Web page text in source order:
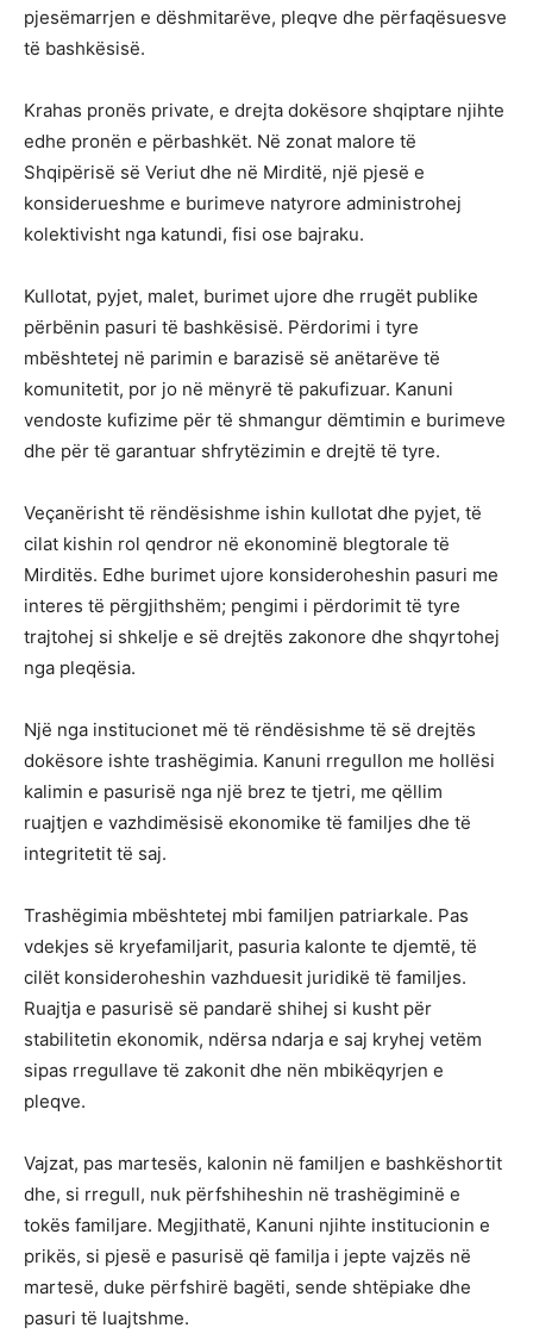
pjesëmarrjen e dëshmitarëve, pleqve dhe përfaqësuesve
të bashkësisë.
Krahas pronës private, e drejta dokësore shqiptare njihte
edhe pronën e përbashkët. Në zonat malore të
Shqipërisë së Veriut dhe në Mirditë, një pjesë e
konsiderueshme e burimeve natyrore administrohej
kolektivisht nga katundi, fisi ose bajraku.
Kullotat, pyjet, malet, burimet ujore dhe rrugët publike
përbënin pasuri të bashkësisë. Përdorimi i tyre
mbështetej në parimin e barazisë së anëtarëve të
komunitetit, por jo në mënyrë të pakufizuar. Kanuni
vendoste kufizime për të shmangur dëmtimin e burimeve
dhe për të garantuar shfrytëzimin e drejtë të tyre.
Veçanërisht të rëndësishme ishin kullotat dhe pyjet, të
cilat kishin rol qendror në ekonominë blegtorale të
Mirditës. Edhe burimet ujore konsideroheshin pasuri me
interes të përgjithshëm; pengimi i përdorimit të tyre
trajtohej si shkelje e së drejtës zakonore dhe shqyrtohej
nga pleqësia.
Një nga institucionet më të rëndësishme të së drejtës
dokësore ishte trashëgimia. Kanuni rregullon me hollësi
kalimin e pasurisë nga një brez te tjetri, me qëllim
ruajtjen e vazhdimësisë ekonomike të familjes dhe të
integritetit të saj.
Trashëgimia mbështetej mbi familjen patriarkale. Pas
vdekjes së kryefamiljarit, pasuria kalonte te djemtë, të
cilët konsideroheshin vazhduesit juridikë të familjes.
Ruajtja e pasurisë së pandarë shihej si kusht për
stabilitetin ekonomik, ndërsa ndarja e saj kryhej vetëm
sipas rregullave të zakonit dhe nën mbikëqyrjen e
pleqve.
Vajzat, pas martesës, kalonin në familjen e bashkëshortit
dhe, si rregull, nuk përfshiheshin në trashëgiminë e
tokës familjare. Megjithatë, Kanuni njihte institucionin e
prikës, si pjesë e pasurisë që familja i jepte vajzës në
martesë, duke përfshirë bagëti, sende shtëpiake dhe
pasuri të luajtshme.